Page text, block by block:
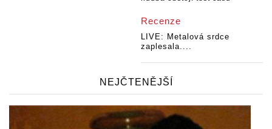
Recenze
LIVE: Metalová srdce
zaplesala....
NEJČTENĚJŠÍ